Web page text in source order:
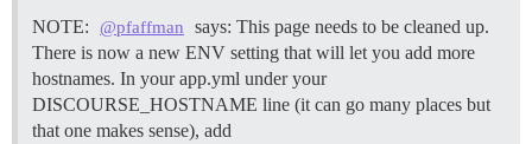
NOTE: @pfaffman
says: This page needs to be cleaned up.
There is now a new ENV setting that will let you add more
hostnames. In your app.yml under your
DISCOURSE_HOSTNAME line (it can go many places but
that one makes sense), add